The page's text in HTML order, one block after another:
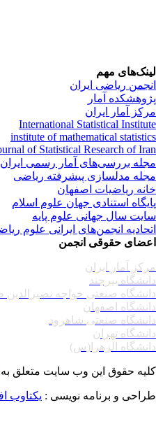
مهم
ریاضی ایران
آمار
آمار ایران
International Statistical
institute of mathematical
Journal of Statistical Research of
بررسی‌های آمار رسمی ایران
مدلسازی پیشرفته ریاضی
ریاضیات اصفهان
استنادی جهان علوم اسلام
سال جهانی علوم پایه
انجمن‌های ایرانی علوم
حقوقی انجمن
آمار ایران
بیرجند
صنعتی خواجه نصیرالدین
اصفهان
صنعتی شاهرود
تهران
الزهرا(س)
حقوق این وب سایت متعلق به
و برنامه نویسی : یکتاوب